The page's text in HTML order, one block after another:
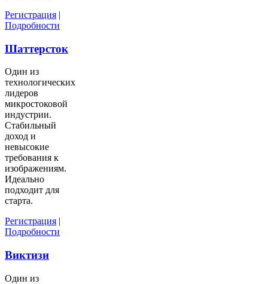
Регистрация |
Подробности
Шаттерсток
Один из
технологических
лидеров
микростоковой
индустрии.
Стабильный
доход и
невысокие
требования к
изображениям.
Идеально
подходит для
старта.
Регистрация |
Подробности
Виктизи
Один из